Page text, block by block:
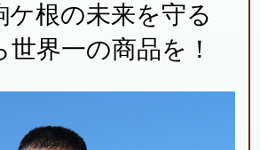
ケ根の未来を守る
世界一の商品を！